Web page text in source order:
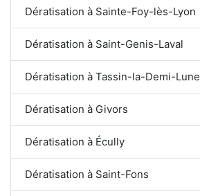
Dératisation à Sainte-Foy-lès-Lyon
Dératisation à Saint-Genis-Laval
Dératisation à Tassin-la-Demi-Lune
Dératisation à Givors
Dératisation à Écully
Dératisation à Saint-Fons